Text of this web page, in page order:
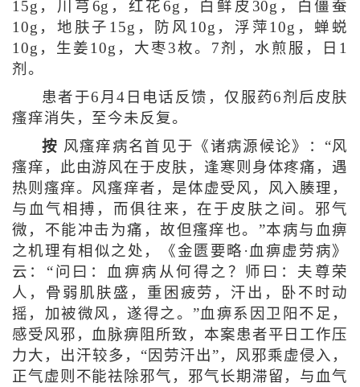
15g，川芎6g，红花6g，白鲜皮30g，白僵蚕
10g，地肤子15g，防风10g，浮萍10g，蝉蜕
10g，生姜10g，大枣3枚。7剂，水煎服，日1
剂。
患者于6月4日电话反馈，仅服药6剂后皮肤
瘙痒消失，至今未反复。
按 风瘙痒病名首见于《诸病源候论》：“风
瘙痒，此由游风在于皮肤，逢寒则身体疼痛，遇
热则瘙痒。风瘙痒者，是体虚受风，风入腠理，
与血气相搏，而俱往来，在于皮肤之间。邪气
微，不能冲击为痛，故但瘙痒也。”本病与血痹
之机理有相似之处，《金匮要略·血痹虚劳病》
云：“问曰：血痹病从何得之？师曰：夫尊荣
人，骨弱肌肤盛，重困疲劳，汗出，卧不时动
摇，加被微风，遂得之。”血痹系因卫阳不足，
感受风邪，血脉痹阻所致，本案患者平日工作压
力大，出汗较多，“因劳汗出”，风邪乘虚侵入，
正气虚则不能祛除邪气，邪气长期滞留，与血气